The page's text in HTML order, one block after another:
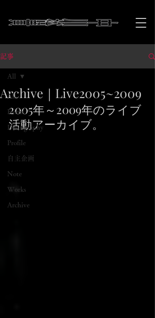
記事
All
Event
Discography
Profile
自主企画
Note
Works
Archive
All
Archive｜Live2005~2009
2005年～2009年のライブ
活動アーカイブ。